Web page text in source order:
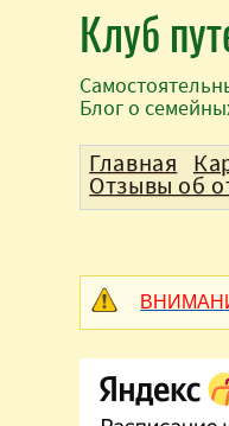
Клуб
Блог о
Главная
Отзывы об